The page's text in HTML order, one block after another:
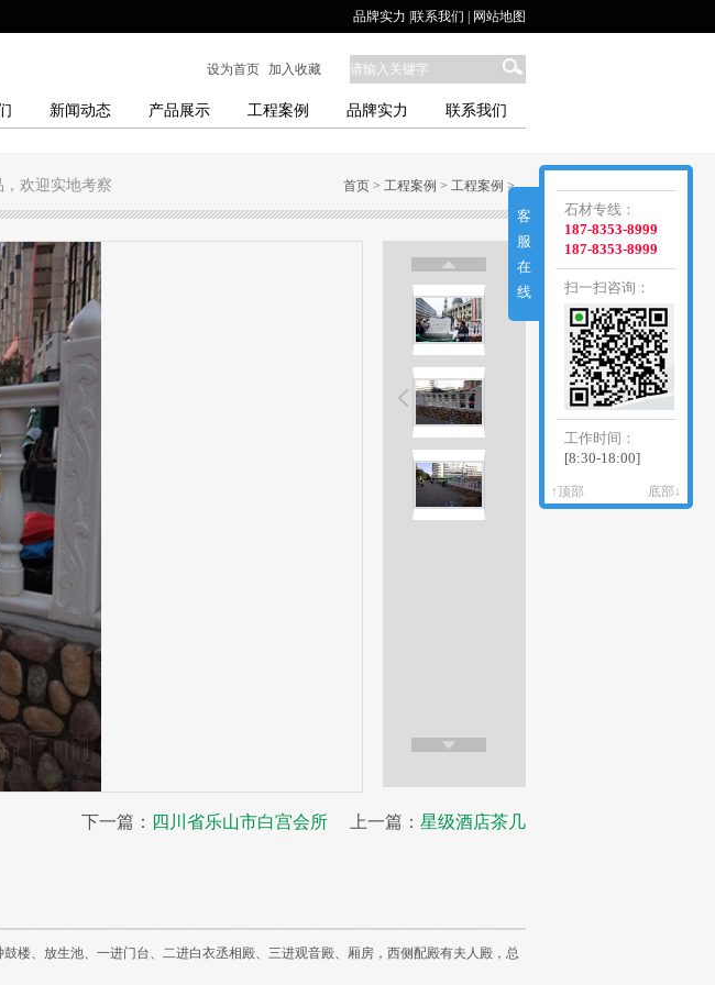
品牌实力 联系我们 网站地图
设为首页 加入收藏
新闻动态 产品展示 工程案例 品牌实力 联系我们
欢迎实地考察 首页 > 工程案例 > 工程案例 >
上一篇： 星级酒店茶几
下一篇： 四川省乐山市白宫会所
楼、放生池、一进门台、二进白衣丞相殿、三进观音殿、厢房，西侧配殿有夫人殿，总
客
服
在
线
石材专线：
187-8353-8999
187-8353-8999
扫一扫咨询：
工作时间：
[8:30-18:00]
↑顶部 底部↓